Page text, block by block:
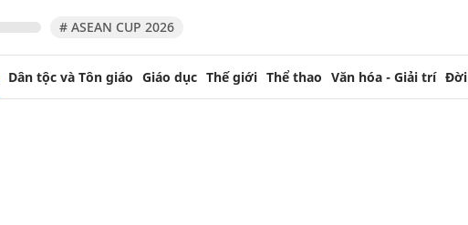
# ASEAN CUP 2026
Dân tộc và Tôn giáo Giáo dục Thế giới Thể thao Văn hóa - Giải trí Đời